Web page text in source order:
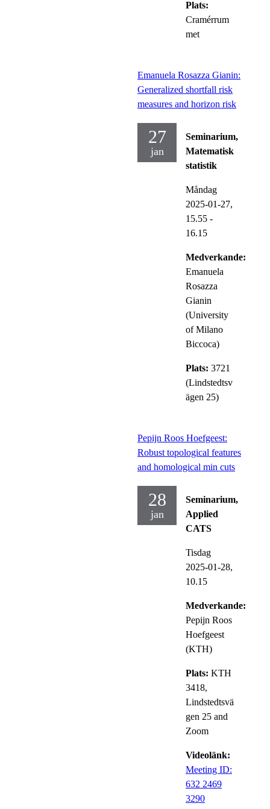
Plats:
Cramérrum
met
Emanuela Rosazza Gianin:
Generalized shortfall risk
measures and horizon risk
27
jan
Seminarium,
Matematisk
statistik
Måndag
2025-01-27,
15.55 -
16.15
Medverkande:
Emanuela
Rosazza
Gianin
(University
of Milano
Biccoca)
Plats: 3721
(Lindstedtsv
ägen 25)
Pepijn Roos Hoefgeest:
Robust topological features
and homological min cuts
28
jan
Seminarium,
Applied
CATS
Tisdag
2025-01-28,
10.15
Medverkande:
Pepijn Roos
Hoefgeest
(KTH)
Plats: KTH
3418,
Lindstedtsvä
gen 25 and
Zoom
Videolänk:
Meeting ID:
632 2469
3290